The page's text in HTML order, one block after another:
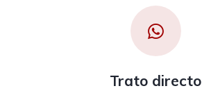
Trato directo